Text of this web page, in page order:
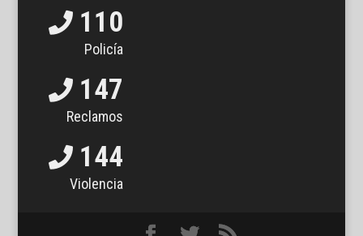
110
Policía
147
Reclamos
144
Violencia